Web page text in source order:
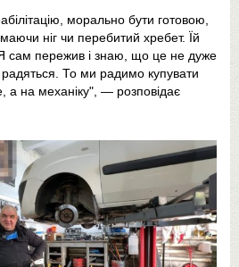
морально бути готовою,
ніг чи перебитий хребет. Їй
сам пережив і знаю, що це не дуже
То ми радимо купувати
а на механіку", — розповідає